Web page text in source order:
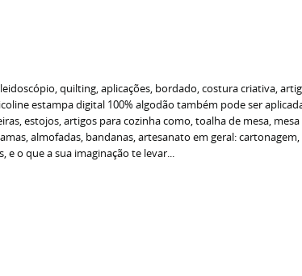
quilting, aplicações, bordado, costura criativa,
estampa digital 100% algodão também pode ser
estojos, artigos para cozinha como, toalha de mesa,
almofadas, bandanas, artesanato em geral: cartonagem,
e o que a sua imaginação te levar...